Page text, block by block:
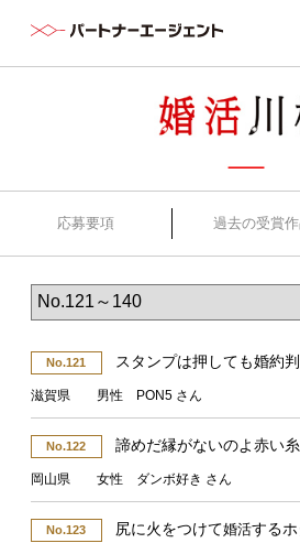
応募要項 過去の受賞
No.121 スタンプは押しても婚約
滋賀県 男性 PON5 さん
No.122 諦めだ縁がないのよ赤い糸
岡山県 女性 ダンボ好き さん
No.123 尻に火をつけて婚活する